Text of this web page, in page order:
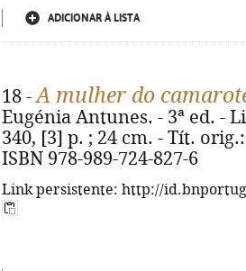
ADICIONAR À LISTA
18 -A mulher do
Eugénia Antunes. - 3ª ed. -
340, [3] p. ; 24 cm. - Tít.
ISBN 978-989-724-827-6
Link persistente: http://